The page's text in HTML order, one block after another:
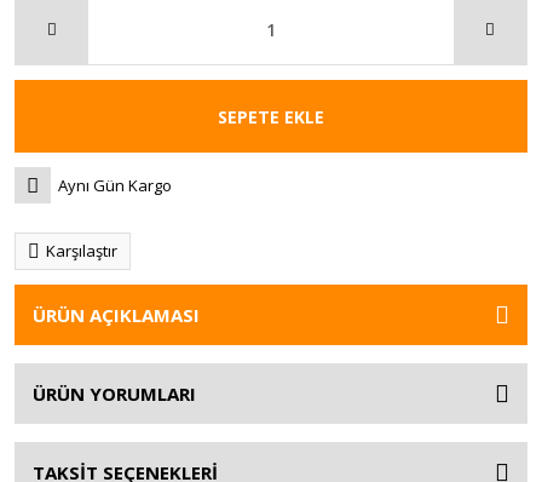
SEPETE EKLE
Aynı Gün Kargo
Karşılaştır
ÜRÜN AÇIKLAMASI
ÜRÜN YORUMLARI
TAKSİT SEÇENEKLERİ